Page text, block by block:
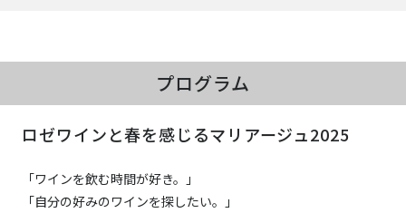
プログラム
ロゼワインと春を感じるマリアージュ2025
「ワインを飲む時間が好き。」
「自分の好みのワインを探したい。」